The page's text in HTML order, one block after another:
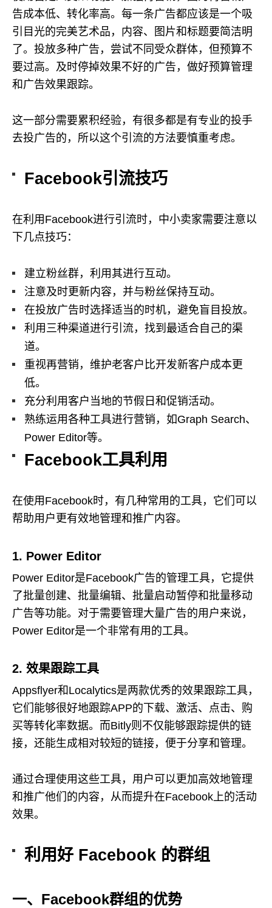
告成本低、转化率高。每一条广告都应该是一个吸
引目光的完美艺术品，内容、图片和标题要简洁明
了。投放多种广告，尝试不同受众群体，但预算不
要过高。及时停掉效果不好的广告，做好预算管理
和广告效果跟踪。
这一部分需要累积经验，有很多都是有专业的投手
去投广告的，所以这个引流的方法要慎重考虑。
Facebook引流技巧
在利用Facebook进行引流时，中小卖家需要注意以
下几点技巧：
建立粉丝群，利用其进行互动。
注意及时更新内容，并与粉丝保持互动。
在投放广告时选择适当的时机，避免盲目投放。
利用三种渠道进行引流，找到最适合自己的渠
道。
重视再营销，维护老客户比开发新客户成本更
低。
充分利用客户当地的节假日和促销活动。
熟练运用各种工具进行营销，如Graph Search、
Power Editor等。
Facebook工具利用
在使用Facebook时，有几种常用的工具，它们可以
帮助用户更有效地管理和推广内容。
1. Power Editor
Power Editor是Facebook广告的管理工具，它提供
了批量创建、批量编辑、批量启动暂停和批量移动
广告等功能。对于需要管理大量广告的用户来说，
Power Editor是一个非常有用的工具。
2. 效果跟踪工具
Appsflyer和Localytics是两款优秀的效果跟踪工具，
它们能够很好地跟踪APP的下载、激活、点击、购
买等转化率数据。而Bitly则不仅能够跟踪提供的链
接，还能生成相对较短的链接，便于分享和管理。
通过合理使用这些工具，用户可以更加高效地管理
和推广他们的内容，从而提升在Facebook上的活动
效果。
利用好 Facebook 的群组
一、Facebook群组的优势